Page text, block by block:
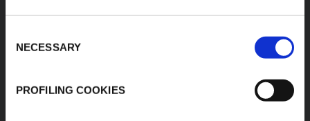
Selection
NECESSARY
PROFILING COOKIES